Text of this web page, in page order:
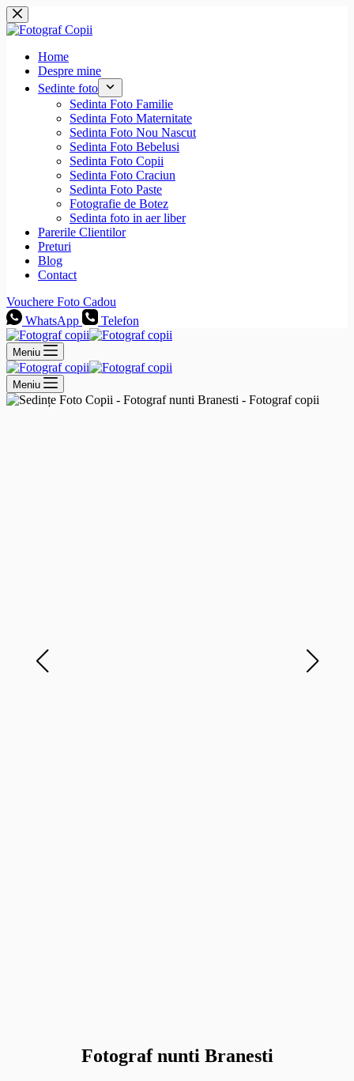
Sari
la
conținut
Home
Despre mine
Sedinte foto
Sedinta Foto Familie
Sedinta Foto Maternitate
Sedinta Foto Nou Nascut
Sedinta Foto Bebelusi
Sedinta Foto Copii
Sedinta Foto Craciun
Sedinta Foto Paste
Fotografie de Botez
Sedinta foto in aer liber
Parerile Clientilor
Preturi
Blog
Contact
Vouchere Foto Cadou
WhatsApp
Telefon
Meniu
Meniu
Fotograf nunti Branesti